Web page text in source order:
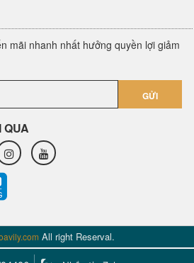
mãi nhanh nhất hưởng quyền lợi giảm
GỬI
QUA
All right Reserval.